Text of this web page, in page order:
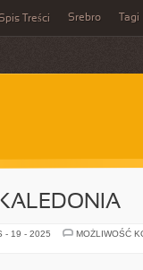
Treści Srebro Tagi
- 19 - 2025
MOŻLIWOŚĆ